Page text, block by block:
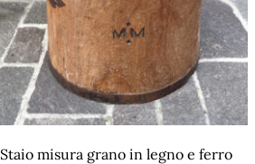
Staio misura grano in legno e ferro